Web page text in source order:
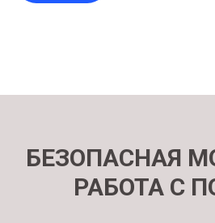
БЕЗОПАСНАЯ
РАБОТА С